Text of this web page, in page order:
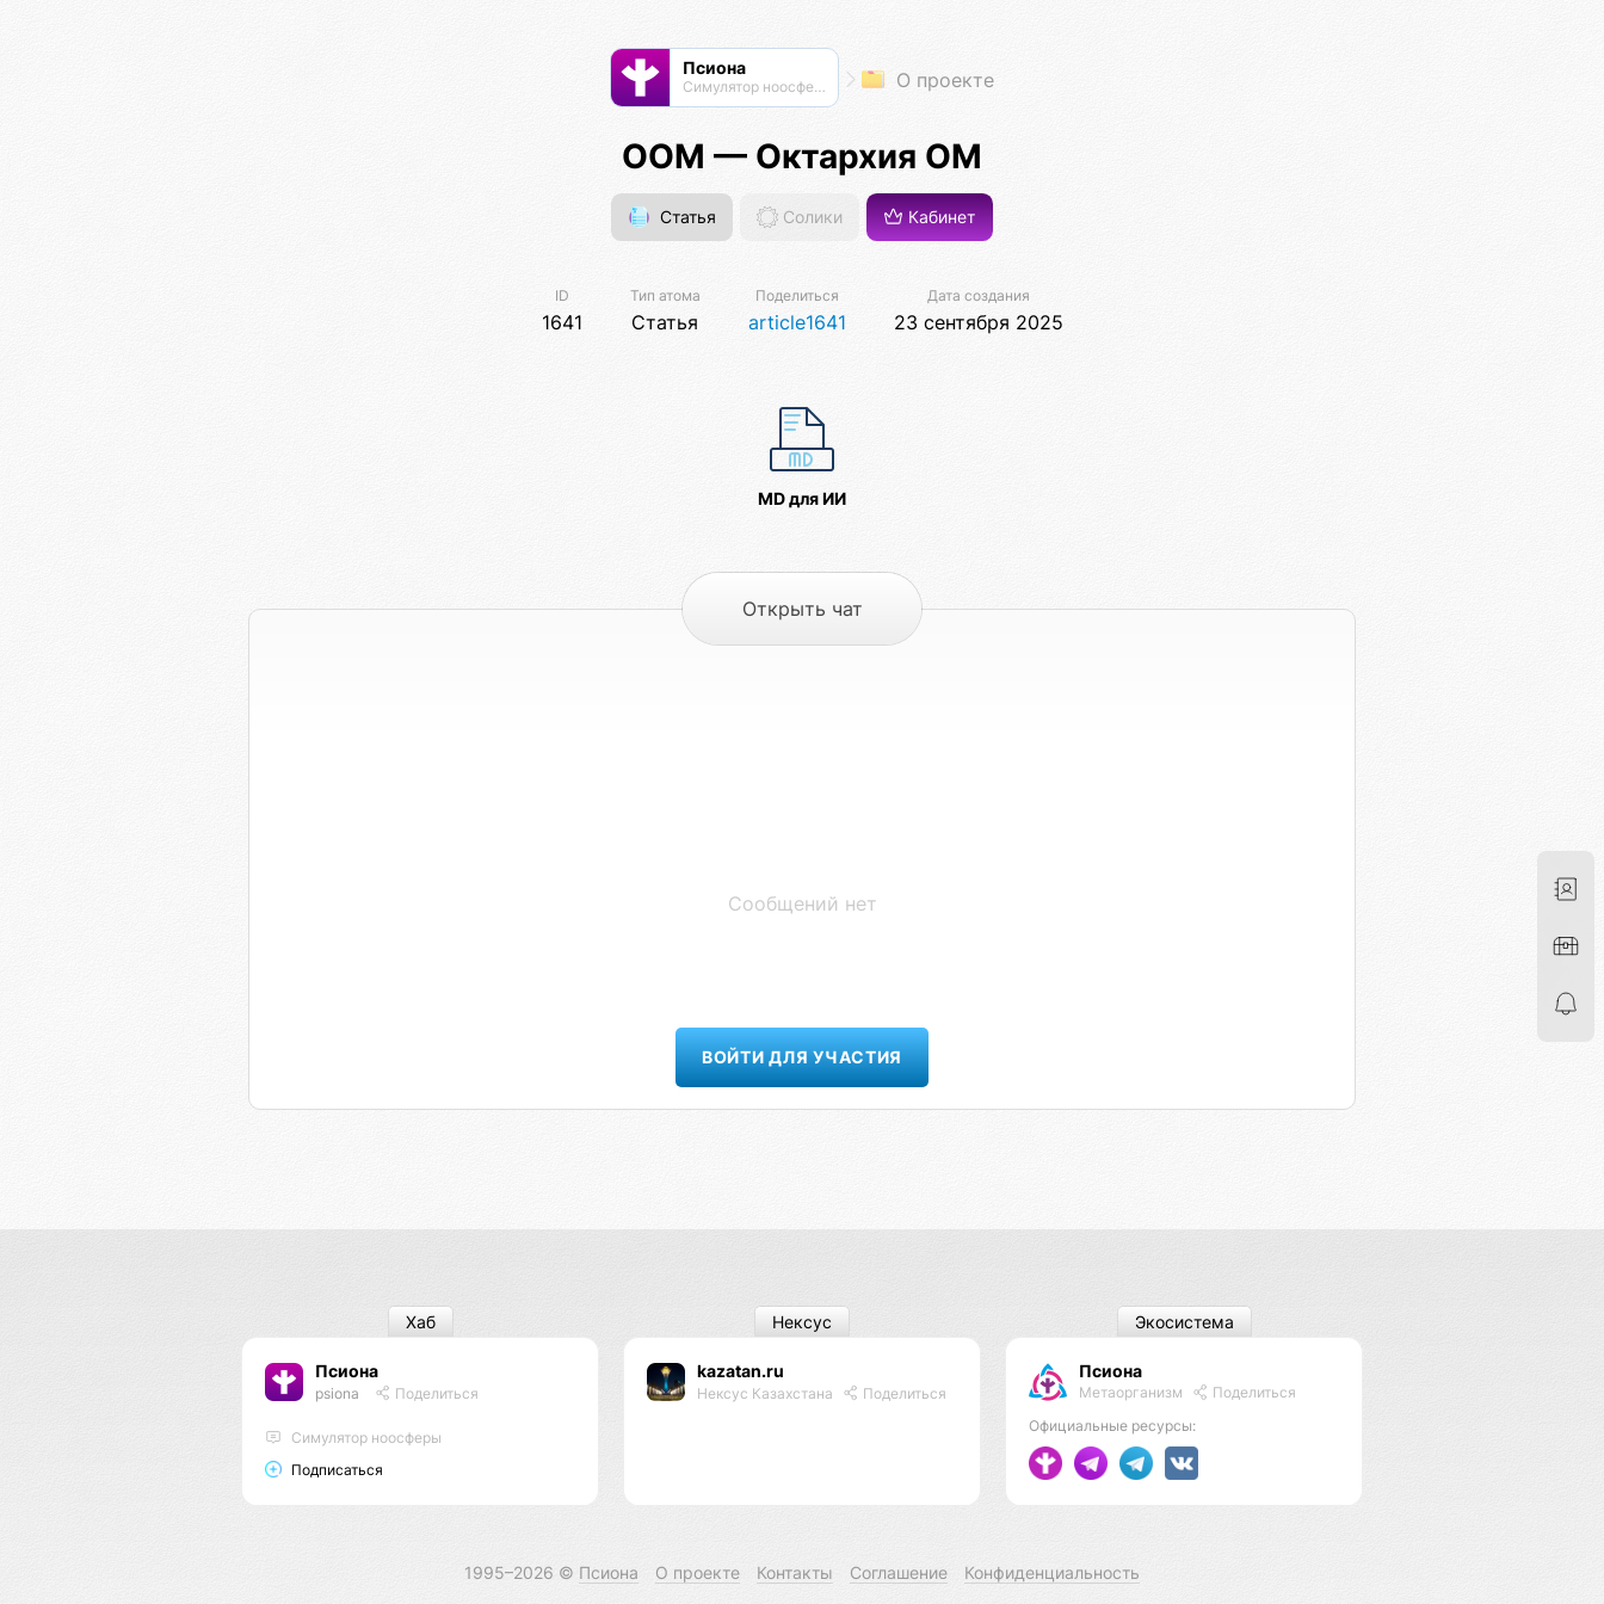
Псиона
Cимулятор ноосферы О проекте
ООМ — Октархия ОМ
Статья Солики Кабинет
ID
1641
Тип атома
Статья
Поделиться
article1641
Дата создания
23 сентября 2025
MD для ИИ
Открыть чат
Сообщений нет
ВОЙТИ ДЛЯ УЧАСТИЯ
Псиона
psiona Поделиться
Cимулятор ноосферы
Подписаться
Хаб
kazatan.ru
Нексус Казахстана Поделиться
Нексус
Псиона
Метаорганизм
Поделиться
Официальные ресурсы:
Экосистема
1995–2026 © Псиона О проекте Контакты Соглашение Конфиденциальность